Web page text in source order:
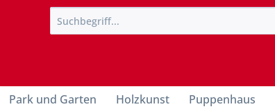
Park und Garten Holzkunst Puppenhaus